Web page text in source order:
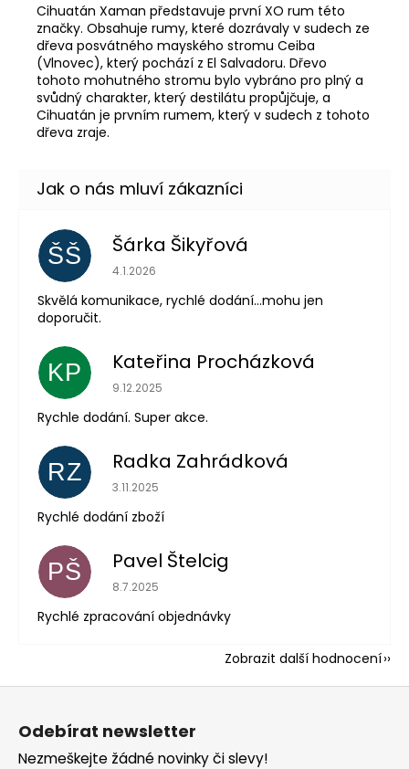
Cihuatán Xaman představuje první XO rum této
značky. Obsahuje rumy, které dozrávaly v sudech ze
dřeva posvátného mayského stromu Ceiba
(Vlnovec), který pochází z El Salvadoru. Dřevo
tohoto mohutného stromu bylo vybráno pro plný a
svůdný charakter, který destilátu propůjčuje, a
Cihuatán je prvním rumem, který v sudech z tohoto
dřeva zraje.
ŠŠ Šárka Šikyřová
Hodnocení obchodu je 5 z 5 hvězdiček.
4.1.2026
Skvělá komunikace, rychlé dodání...mohu jen
doporučit.
KP Kateřina Procházková
Hodnocení obchodu je 5 z 5 hvězdiček.
9.12.2025
Rychle dodání. Super akce.
RZ Radka Zahrádková
Hodnocení obchodu je 5 z 5 hvězdiček.
3.11.2025
Rychlé dodání zboží
PŠ Pavel Štelcig
Hodnocení obchodu je 5 z 5 hvězdiček.
8.7.2025
Rychlé zpracování objednávky
Zobrazit další hodnocení
ALKOHOLOVÁ
HRA
PANÁKY
(PLINKO
DRINKING
GAME)
699
Z
Odebírat newsletter
Nezmeškejte žádné novinky či slevy!